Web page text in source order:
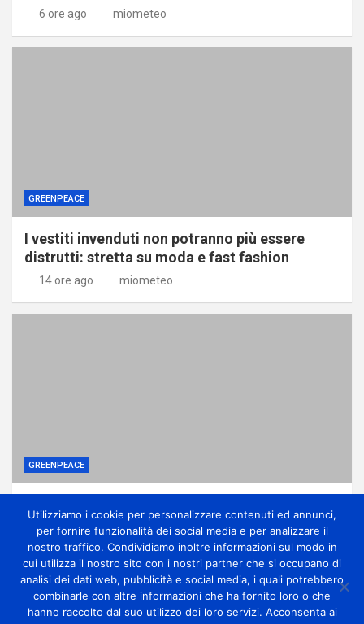
6 ore ago miometeo
GREENPEACE
I vestiti invenduti non potranno più essere
distrutti: stretta su moda e fast fashion
14 ore ago miometeo
GREENPEACE
all’ennesima accelerazione senza dati certi
14 ore ago miometeo
Utilizziamo i cookie per personalizzare contenuti ed annunci,
per fornire funzionalità dei social media e per analizzare il
nostro traffico. Condividiamo inoltre informazioni sul modo in
cui utilizza il nostro sito con i nostri partner che si occupano di
analisi dei dati web, pubblicità e social media, i quali potrebbero
combinarle con altre informazioni che ha fornito loro o che
hanno raccolto dal suo utilizzo dei loro servizi. Acconsenta ai